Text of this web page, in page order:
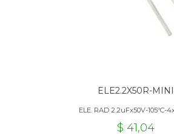
ELE2.2X50R-MINI
ELE. RAD 2.2uFx50V-105ºC-
$ 41,04